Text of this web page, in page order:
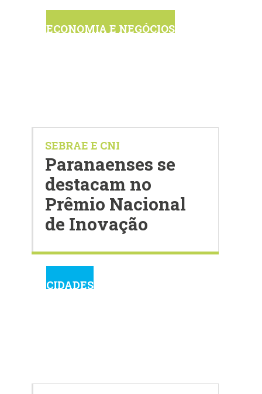
ECONOMIA E NEGÓCIOS
SEBRAE E CNI
Paranaenses se
destacam no
Prêmio Nacional
de Inovação
CIDADES